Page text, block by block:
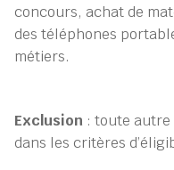
concours, achat de
des téléphones
métiers.
Exclusion : toute autre
dans les critères